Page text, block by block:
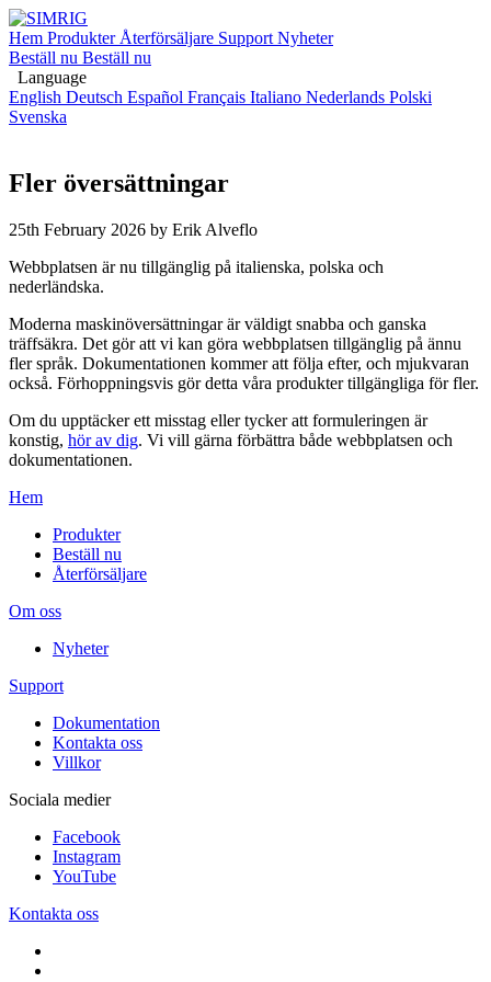
Hem Produkter Återförsäljare Support Nyheter
Beställ nu Beställ nu
Language
English Deutsch Español Français Italiano Nederlands Polski
Svenska
Fler översättningar
25th February 2026 by Erik Alveflo
Webbplatsen är nu tillgänglig på italienska, polska och
nederländska.
Moderna maskinöversättningar är väldigt snabba och ganska
träffsäkra. Det gör att vi kan göra webbplatsen tillgänglig på ännu
fler språk. Dokumentationen kommer att följa efter, och mjukvaran
också. Förhoppningsvis gör detta våra produkter tillgängliga för fler.
Om du upptäcker ett misstag eller tycker att formuleringen är
konstig, hör av dig. Vi vill gärna förbättra både webbplatsen och
dokumentationen.
Hem
Produkter
Beställ nu
Återförsäljare
Om oss
Nyheter
Support
Dokumentation
Kontakta oss
Villkor
Sociala medier
Facebook
Instagram
YouTube
Kontakta oss